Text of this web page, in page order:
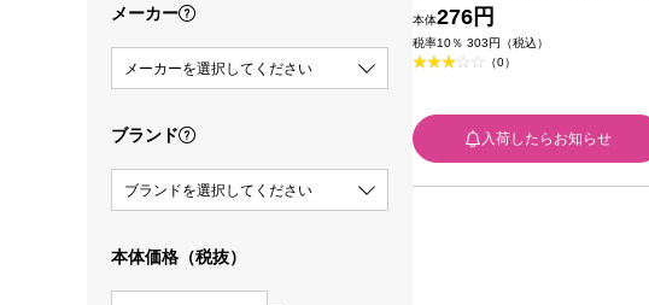
メーカー
メーカーを選択してください
ブランド
ブランドを選択してください
本体価格（税抜）
メリアの香り １枚 サンスマイ
ル
本体276円
税率10％ 303円（税込）
（0）
入荷したらお知らせ